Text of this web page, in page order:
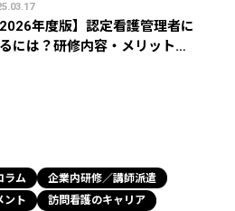
2026年度版】認定看護管理者に
には？研修内容・メリットか
ラム
企業内研修／講師派遣
ント
訪問看護のキャリア